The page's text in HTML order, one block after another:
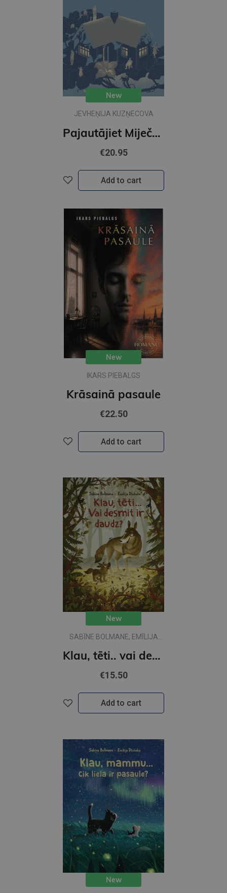
New
JEVHEŅIJA KUZŅECOVA
Pajautājiet Miječkai
€20.95
Add to cart
New
IKARS PIEBALGS
Krāsainā pasaule
€22.50
Add to cart
New
SABĪNE BOLMANE, EMĪLIJA
Klau, tēti.. vai desmit ir daudz?
€15.50
Add to cart
New